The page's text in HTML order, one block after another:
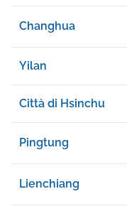
Changhua
Yilan
Città di Hsinchu
Pingtung
Lienchiang